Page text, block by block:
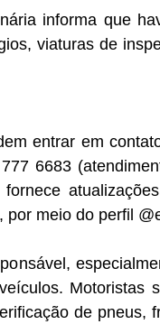
informa que
viaturas de
entrar em
6683
meio do perfil
Motoristas
de pneus,